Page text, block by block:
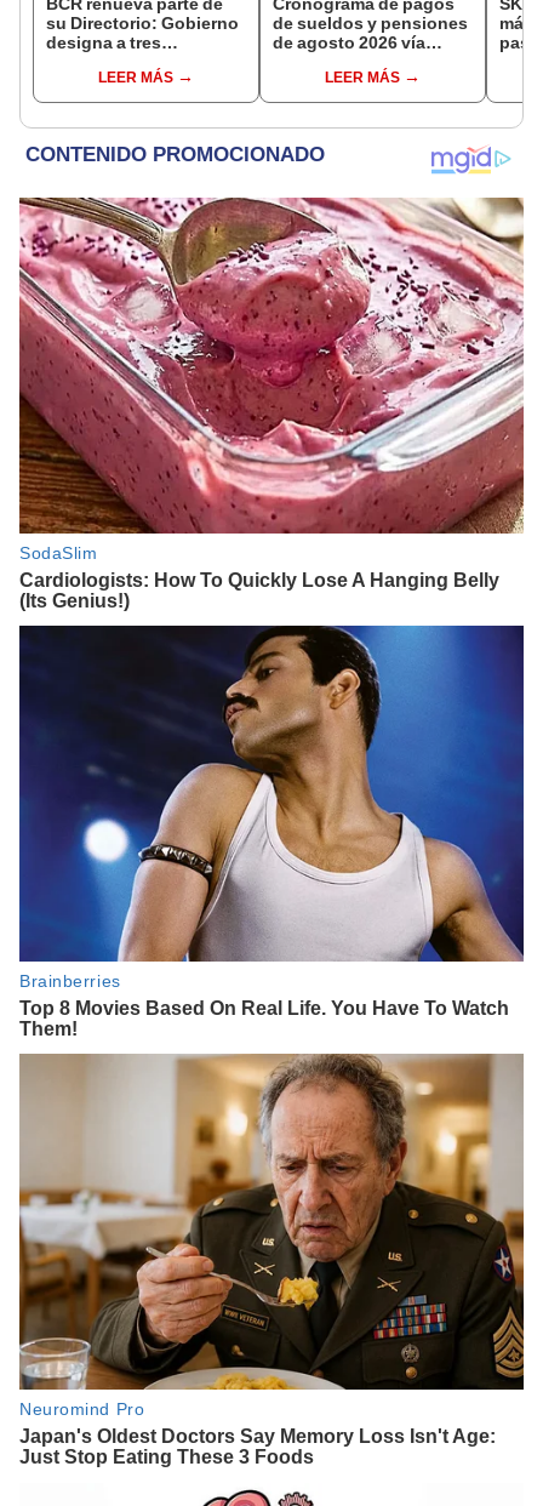
BCR renueva parte de
su Directorio: Gobierno
designa a tres
EjecutivoLEER MÁS
Cronograma de pagos
de sueldos y pensiones
de agosto 2026 vía
conoce las fechas de
depósito
LEER MÁS
SKY
más